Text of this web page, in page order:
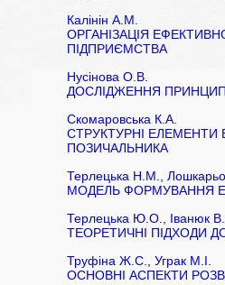
Калінін А.М.
ОРГАНІЗАЦІЯ
ПІДПРИЄМСТВА
Нусінова О.В.
ДОСЛІДЖЕННЯ
Скомаровська К.А.
СТРУКТУРНІ ЕЛЕМЕНТИ
ПОЗИЧАЛЬНИКА
Терлецька Н.М.,
МОДЕЛЬ ФОРМУВАННЯ
Терлецька Ю.О., Іванюк
ТЕОРЕТИЧНІ ПІДХОДИ
Труфіна Ж.С., Уграк М.І.
ОСНОВНІ АСПЕКТИ